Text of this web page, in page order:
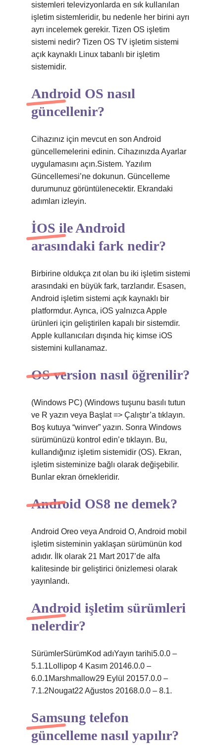
sistemleri televizyonlarda en sık kullanılan
işletim sistemleridir, bu nedenle her birini ayrı
ayrı incelemek gerekir. Tizen OS işletim
sistemi nedir? Tizen OS TV işletim sistemi
açık kaynaklı Linux tabanlı bir işletim
sistemidir.
Android OS nasıl
güncellenir?
Cihazınız için mevcut en son Android
güncellemelerini edinin. Cihazınızda Ayarlar
uygulamasını açın.Sistem. Yazılım
Güncellemesi’ne dokunun. Güncelleme
durumunuz görüntülenecektir. Ekrandaki
adımları izleyin.
İOS ile Android
arasındaki fark nedir?
Birbirine oldukça zıt olan bu iki işletim sistemi
arasındaki en büyük fark, tarzlarıdır. Esasen,
Android işletim sistemi açık kaynaklı bir
platformdur. Ayrıca, iOS yalnızca Apple
ürünleri için geliştirilen kapalı bir sistemdir.
Apple kullanıcıları dışında hiç kimse iOS
sistemini kullanamaz.
OS version nasıl öğrenilir?
(Windows PC) (Windows tuşunu basılı tutun
ve R yazın veya Başlat => Çalıştır’a tıklayın.
Boş kutuya “winver” yazın. Sonra Windows
sürümünüzü kontrol edin’e tıklayın. Bu,
kullandığınız işletim sistemidir (OS). Ekran,
işletim sisteminize bağlı olarak değişebilir.
Bunlar ekran örnekleridir.
Android OS8 ne demek?
Android Oreo veya Android O, Android mobil
işletim sisteminin yaklaşan sürümünün kod
adıdır. İlk olarak 21 Mart 2017’de alfa
kalitesinde bir geliştirici önizlemesi olarak
yayınlandı.
Android işletim sürümleri
nelerdir?
SürümlerSürümKod adıYayın tarihi5.0.0 –
5.1.1Lollipop 4 Kasım 20146.0.0 –
6.0.1Marshmallow29 Eylül 20157.0.0 –
7.1.2Nougat22 Ağustos 20168.0.0 – 8.1.
Samsung telefon
güncelleme nasıl yapılır?